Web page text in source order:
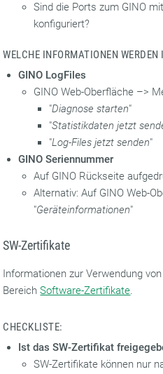
Sind die Ports zum GINO
konfiguriert?
WELCHE INFORMATIONEN
GINO LogFiles
GINO Web-Oberfläche –>
"Diagnose starten"
"Statistikdaten jetzt
"Log-Files jetzt senden"
GINO Seriennummer
Auf GINO Rückseite
Alternativ: Auf GINO Web-
"Geräteinformationen"
SW-Zertifikate
Informationen zur Verwendung
BereichSoftware-Zertifikate.
CHECKLISTE:
Ist das SW-Zertifikat
SW-Zertifikate können nur